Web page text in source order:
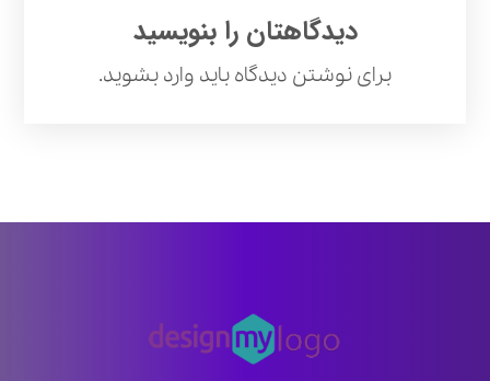
دیدگاهتان را بنویسید
برای نوشتن دیدگاه باید وارد بشوید.